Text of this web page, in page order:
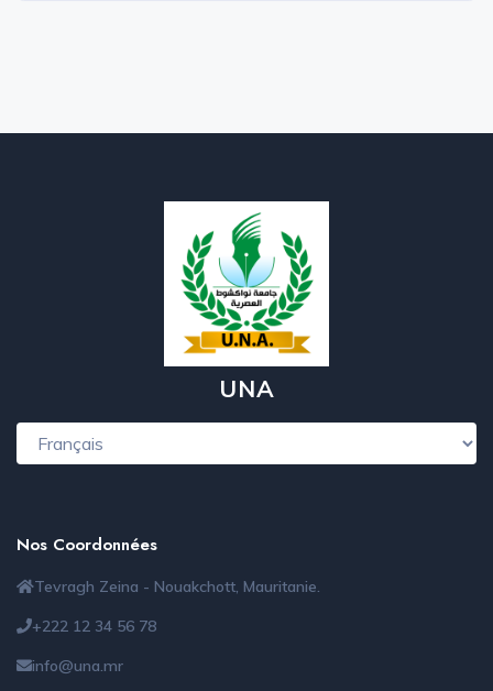
UNA
Nos Coordonnées
Tevragh Zeina - Nouakchott, Mauritanie.
+222 12 34 56 78
info@una.mr